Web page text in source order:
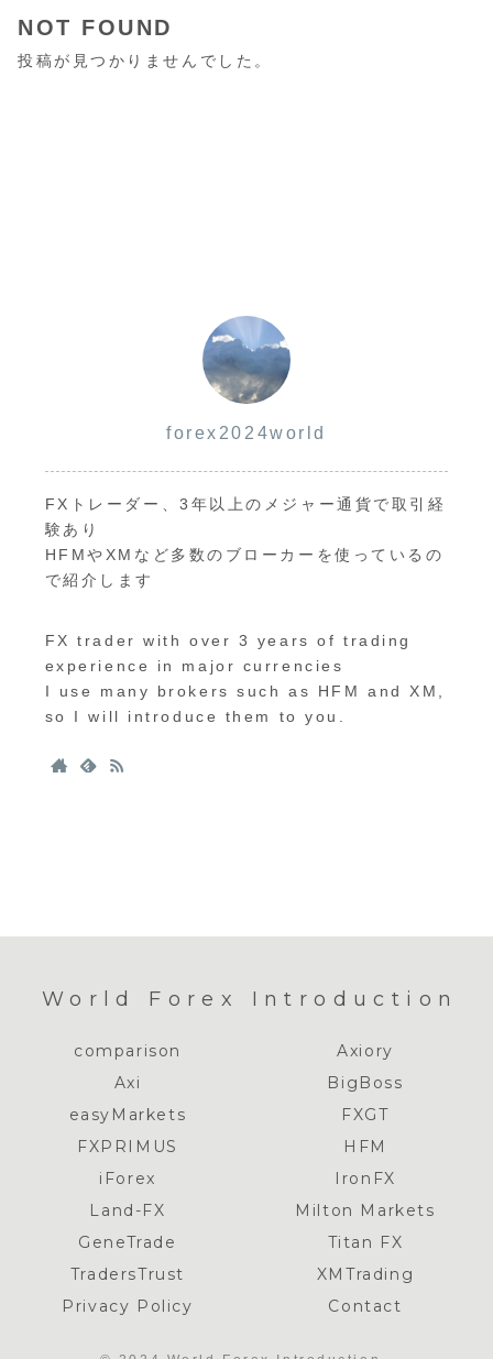
NOT FOUND
投稿が見つかりませんでした。
forex2024world
FXトレーダー、3年以上のメジャー通貨で取引経
験あり
HFMやXMなど多数のブローカーを使っているの
で紹介します
FX trader with over 3 years of trading
experience in major currencies
I use many brokers such as HFM and XM,
so I will introduce them to you.
World Forex Introduction
comparison
Axiory
Axi
BigBoss
easyMarkets
FXGT
FXPRIMUS
HFM
iForex
IronFX
Land-FX
Milton Markets
GeneTrade
Titan FX
TradersTrust
XMTrading
Privacy Policy
Contact